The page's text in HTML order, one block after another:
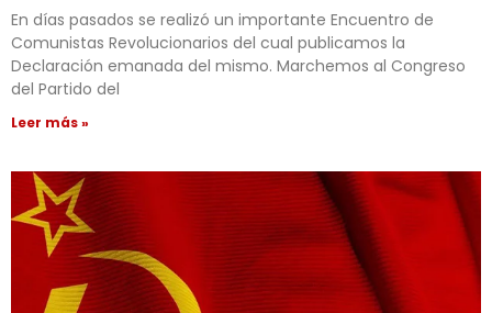
En días pasados se realizó un importante Encuentro de
Comunistas Revolucionarios del cual publicamos la
Declaración emanada del mismo. Marchemos al Congreso
del Partido del
Leer más »